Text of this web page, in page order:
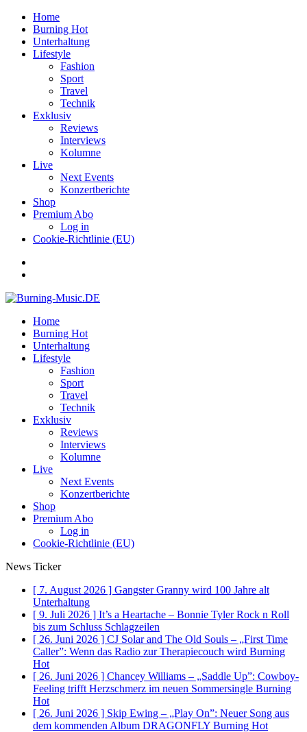
Home
Burning Hot
Unterhaltung
Lifestyle
Fashion
Sport
Travel
Technik
Exklusiv
Reviews
Interviews
Kolumne
Live
Next Events
Konzertberichte
Shop
Premium Abo
Log in
Cookie-Richtlinie (EU)
Home
Burning Hot
Unterhaltung
Lifestyle
Fashion
Sport
Travel
Technik
Exklusiv
Reviews
Interviews
Kolumne
Live
Next Events
Konzertberichte
Shop
Premium Abo
Log in
Cookie-Richtlinie (EU)
News Ticker
[ 7. August 2026 ] Gangster Granny wird 100 Jahre alt
Unterhaltung
[ 9. Juli 2026 ] It’s a Heartache – Bonnie Tyler Rock n Roll
bis zum Schluss Schlagzeilen
[ 26. Juni 2026 ] CJ Solar and The Old Souls – „First Time
Caller”: Wenn das Radio zur Therapiecouch wird Burning
Hot
[ 26. Juni 2026 ] Chancey Williams – „Saddle Up”: Cowboy-
Feeling trifft Herzschmerz im neuen Sommersingle Burning
Hot
[ 26. Juni 2026 ] Skip Ewing – „Play On”: Neuer Song aus
dem kommenden Album DRAGONFLY Burning Hot